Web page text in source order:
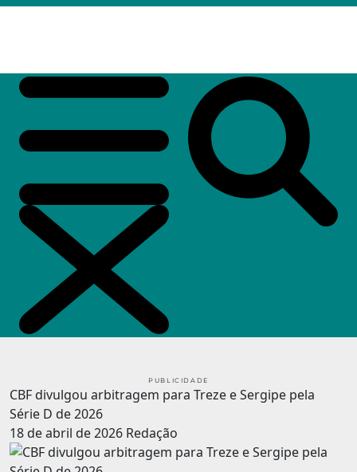
PUBLICIDADE
CBF divulgou arbitragem para Treze e Sergipe pela
Série D de 2026
18 de abril de 2026 Redação